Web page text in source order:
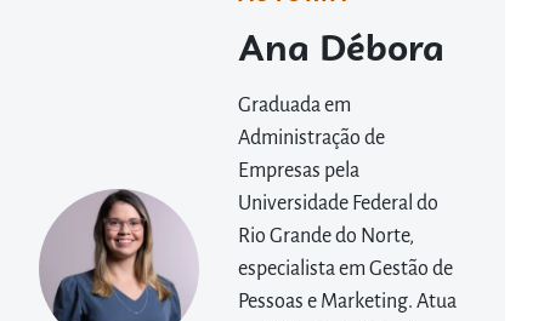
Ana Débora
Graduada em
Administração de
Empresas pela
Universidade Federal do
Rio Grande do Norte,
especialista em Gestão de
Pessoas e Marketing. Atua